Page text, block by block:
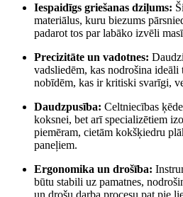
Iespaidīgs griešanas dziļums:
materiālus, kuru biezums
padarot tos par labāko izvēli
Precizitāte un vadotnes:
vadsliedēm, kas nodrošina ideāli
nobīdēm, kas ir kritiski svarīgi,
Daudzpusība: Celtniecības
koksnei, bet arī specializētiem
piemēram, cietām kokšķiedru
paneļiem.
Ergonomika un drošība:
būtu stabili uz pamatnes,
un drošu darba procesu pat pie